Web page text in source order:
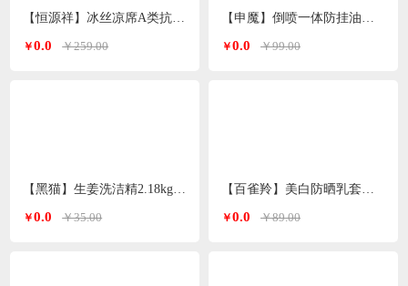
￥0.0 ￥259.00
￥0.0 ￥35.00
￥0.0 ￥99.00
￥0.0 ￥89.00